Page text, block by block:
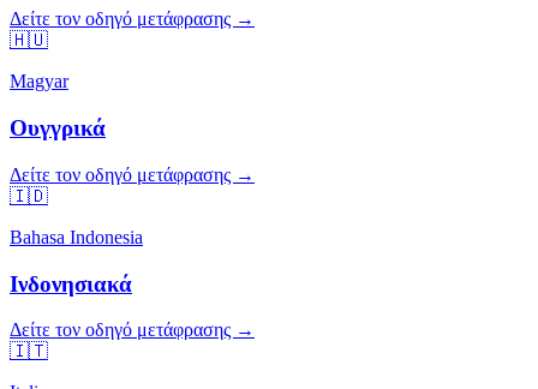
Δείτε τον οδηγό μετάφρασης →
🇭🇺
Magyar
Ουγγρικά
Δείτε τον οδηγό μετάφρασης →
🇮🇩
Bahasa Indonesia
Ινδονησιακά
Δείτε τον οδηγό μετάφρασης →
🇮🇹